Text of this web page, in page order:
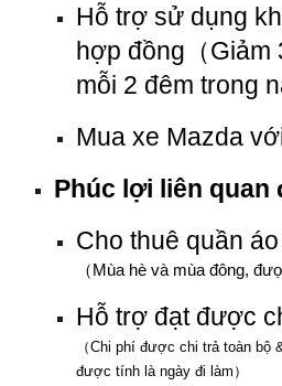
Hỗ trợ sử dụng
hợp đồng （Giảm
mỗi 2 đêm trong
Mua xe Mazda
Phúc lợi liên quan
Cho thuê quần
（ Mùa hè và mùa đông,
Hỗ trợ đạt được
（Chi phí được chi trả toàn bộ
được tính là ngày đi làm ）